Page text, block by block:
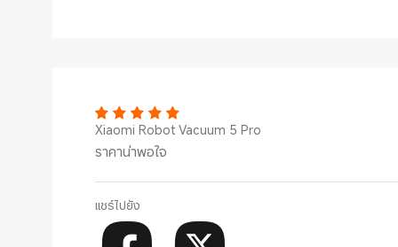
Xiaomi Robot Vacuum 5 Pro
ราคาน่าพอใจ
แชร์ไปยัง